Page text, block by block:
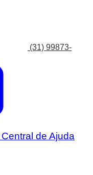
(31) 99873-
Central de Ajuda